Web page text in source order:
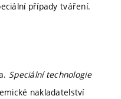
případy tváření.
Speciální technologie
nakladatelství